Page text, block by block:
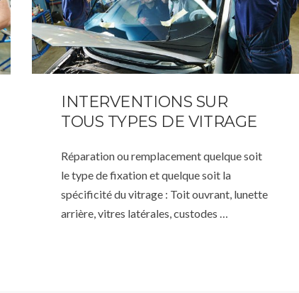
INTERVENTIONS SUR
TOUS TYPES DE VITRAGE
Réparation ou remplacement quelque soit
le type de fixation et quelque soit la
spécificité du vitrage : Toit ouvrant, lunette
arrière, vitres latérales, custodes …